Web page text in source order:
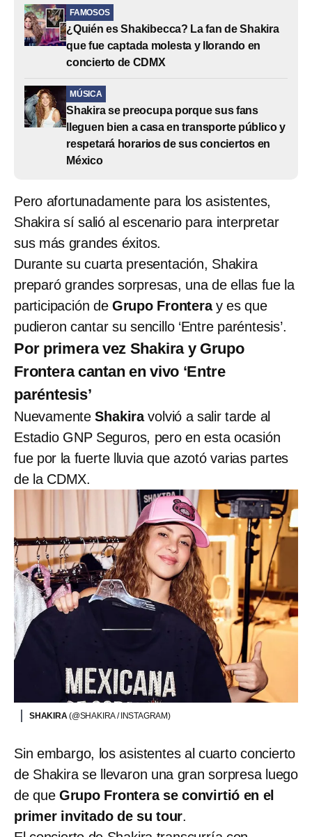
FAMOSOS
¿Quién es Shakibecca? La fan de Shakira
que fue captada molesta y llorando en
concierto de CDMX
MÚSICA
Shakira se preocupa porque sus fans
lleguen bien a casa en transporte público y
respetará horarios de sus conciertos en
México
Pero afortunadamente para los asistentes,
Shakira sí salió al escenario para interpretar
sus más grandes éxitos.
Durante su cuarta presentación, Shakira
preparó grandes sorpresas, una de ellas fue la
participación deGrupo Fronteray es que
pudieron cantar su sencillo ‘Entre paréntesis’.
Por primera vez Shakira y Grupo
Frontera cantan en vivo ‘Entre
paréntesis’
NuevamenteShakiravolvió a salir tarde al
Estadio GNP Seguros, pero en esta ocasión
fue por la fuerte lluvia que azotó varias partes
de la CDMX.
SHAKIRA(@SHAKIRA / INSTAGRAM)
Sin embargo, los asistentes al cuarto concierto
de Shakira se llevaron una gran sorpresa luego
de que Grupo Frontera se convirtió en el
primer invitado de su tour.